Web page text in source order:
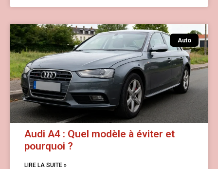
Auto
Audi A4 : Quel modèle à éviter et
pourquoi ?
LIRE LA SUITE »